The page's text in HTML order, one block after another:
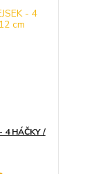
4 HÁČKY /